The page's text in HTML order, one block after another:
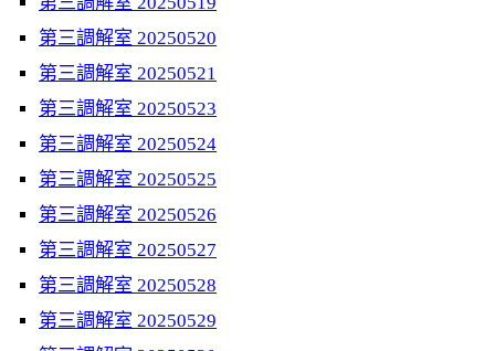
第三調解室 20250520
第三調解室 20250521
第三調解室 20250523
第三調解室 20250524
第三調解室 20250525
第三調解室 20250526
第三調解室 20250527
第三調解室 20250528
第三調解室 20250529